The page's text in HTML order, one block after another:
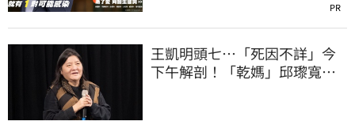
PR
王凱明頭七…「死因不詳」今
下午解剖！「乾媽」邱瓈寬出